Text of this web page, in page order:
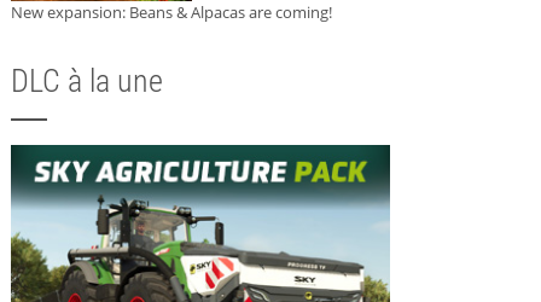
New expansion: Beans & Alpacas are coming!
DLC à la une